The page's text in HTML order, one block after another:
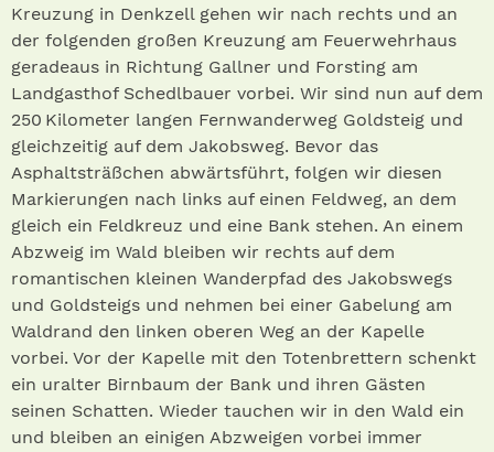
Kreuzung in Denkzell gehen wir nach rechts und an
der folgenden großen Kreuzung am Feuerwehrhaus
geradeaus in Richtung Gallner und Forsting am
Landgasthof Schedlbauer vorbei. Wir sind nun auf dem
250 Kilometer langen Fernwanderweg Goldsteig und
gleichzeitig auf dem Jakobsweg. Bevor das
Asphaltsträßchen abwärtsführt, folgen wir diesen
Markierungen nach links auf einen Feldweg, an dem
gleich ein Feldkreuz und eine Bank stehen. An einem
Abzweig im Wald bleiben wir rechts auf dem
romantischen kleinen Wanderpfad des Jakobswegs
und Goldsteigs und nehmen bei einer Gabelung am
Wald­rand den linken oberen Weg an der Kapelle
vorbei. Vor der Kapelle mit den Totenbrettern schenkt
ein uralter Birnbaum der Bank und ihren Gästen
seinen Schatten. Wieder tauchen wir in den Wald ein
und bleiben an einigen Abzweigen vorbei immer